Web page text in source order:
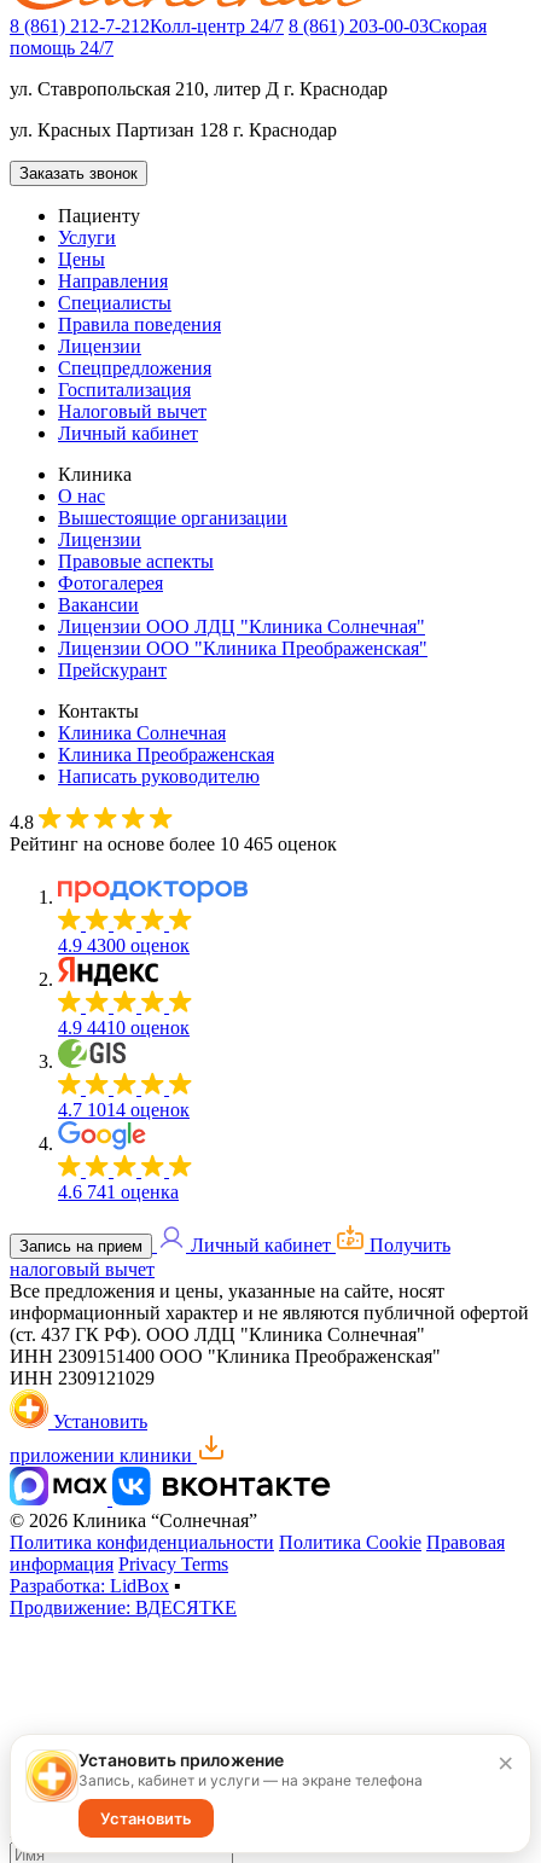
8 (861) 212-7-212Колл-центр 24/7 8 (861) 203-00-03Скорая
помощь 24/7
ул. Ставропольская 210, литер Д г. Краснодар
ул. Красных Партизан 128 г. Краснодар
Заказать звонок
Пациенту
Услуги
Цены
Направления
Специалисты
Правила поведения
Лицензии
Спецпредложения
Госпитализация
Налоговый вычет
Личный кабинет
Клиника
О нас
Вышестоящие организации
Лицензии
Правовые аспекты
Фотогалерея
Вакансии
Лицензии ООО ЛДЦ "Клиника Солнечная"
Лицензии ООО "Клиника Преображенская"
Прейскурант
Контакты
Клиника Солнечная
Клиника Преображенская
Написать руководителю
4.8
Рейтинг на основе более 10 465 оценок
4.9 4300 оценок
4.9 4410 оценок
4.7 1014 оценок
4.6 741 оценка
Запись на прием Личный кабинет
Получить
налоговый вычет
Все предложения и цены, указанные на сайте, носят
информационный характер и не являются публичной офертой
(ст. 437 ГК РФ). ООО ЛДЦ "Клиника Солнечная"
ИНН 2309151400 ООО "Клиника Преображенская"
ИНН 2309121029
Установить
приложении клиники
© 2026 Клиника “Солнечная”
Политика конфиденциальности Политика Cookie Правовая
информация Privacy Terms
Разработка: LidBox ▪
Продвижение: ВДЕСЯТКЕ
Запишитесь на удобное время
Администратор ответит на все ваши вопросы и поможет
записаться на прием к специалисту
Установить приложение
Запись, кабинет и услуги — на экране телефона
Установить
×